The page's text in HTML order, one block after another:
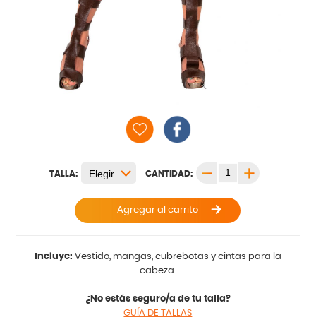
TALLA: CANTIDAD:
Agregar al carrito
Incluye: Vestido, mangas, cubrebotas y cintas para la
cabeza.
¿No estás seguro/a de tu talla?
GUÍA DE TALLAS